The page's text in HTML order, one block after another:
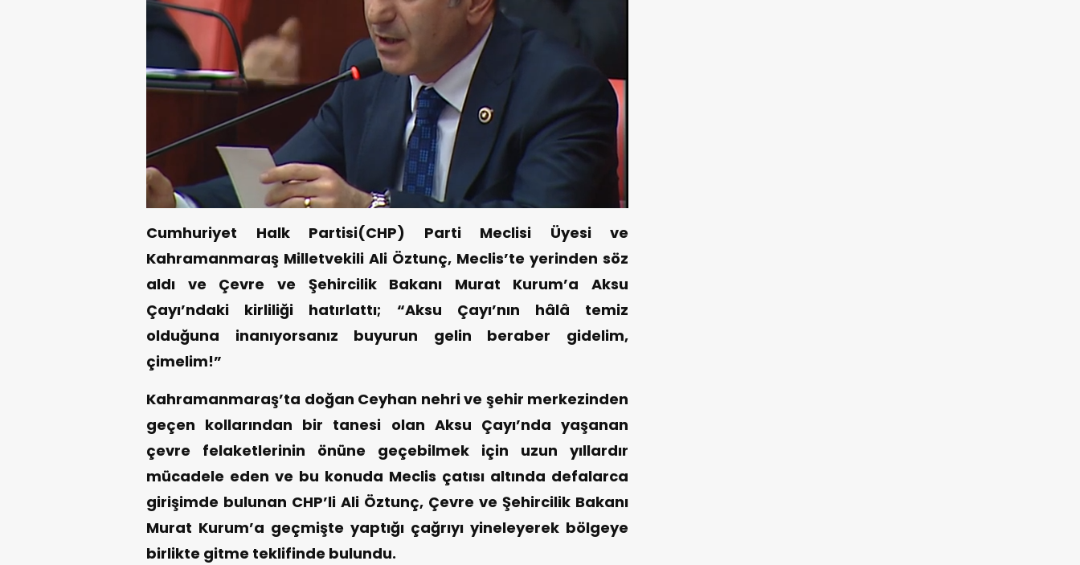
Cumhuriyet Halk Partisi(CHP) Parti Meclisi Üyesi ve
Kahramanmaraş Milletvekili Ali Öztunç, Meclis’te yerinden söz
aldı ve Çevre ve Şehircilik Bakanı Murat Kurum’a Aksu
Çayı’ndaki kirliliği hatırlattı; “Aksu Çayı’nın hâlâ temiz
olduğuna inanıyorsanız buyurun gelin beraber gidelim,
çimelim!”
Kahramanmaraş’ta doğan Ceyhan nehri ve şehir merkezinden
geçen kollarından bir tanesi olan Aksu Çayı’nda yaşanan
çevre felaketlerinin önüne geçebilmek için uzun yıllardır
mücadele eden ve bu konuda Meclis çatısı altında defalarca
girişimde bulunan CHP’li Ali Öztunç, Çevre ve Şehircilik Bakanı
Murat Kurum’a geçmişte yaptığı çağrıyı yineleyerek bölgeye
birlikte gitme teklifinde bulundu.